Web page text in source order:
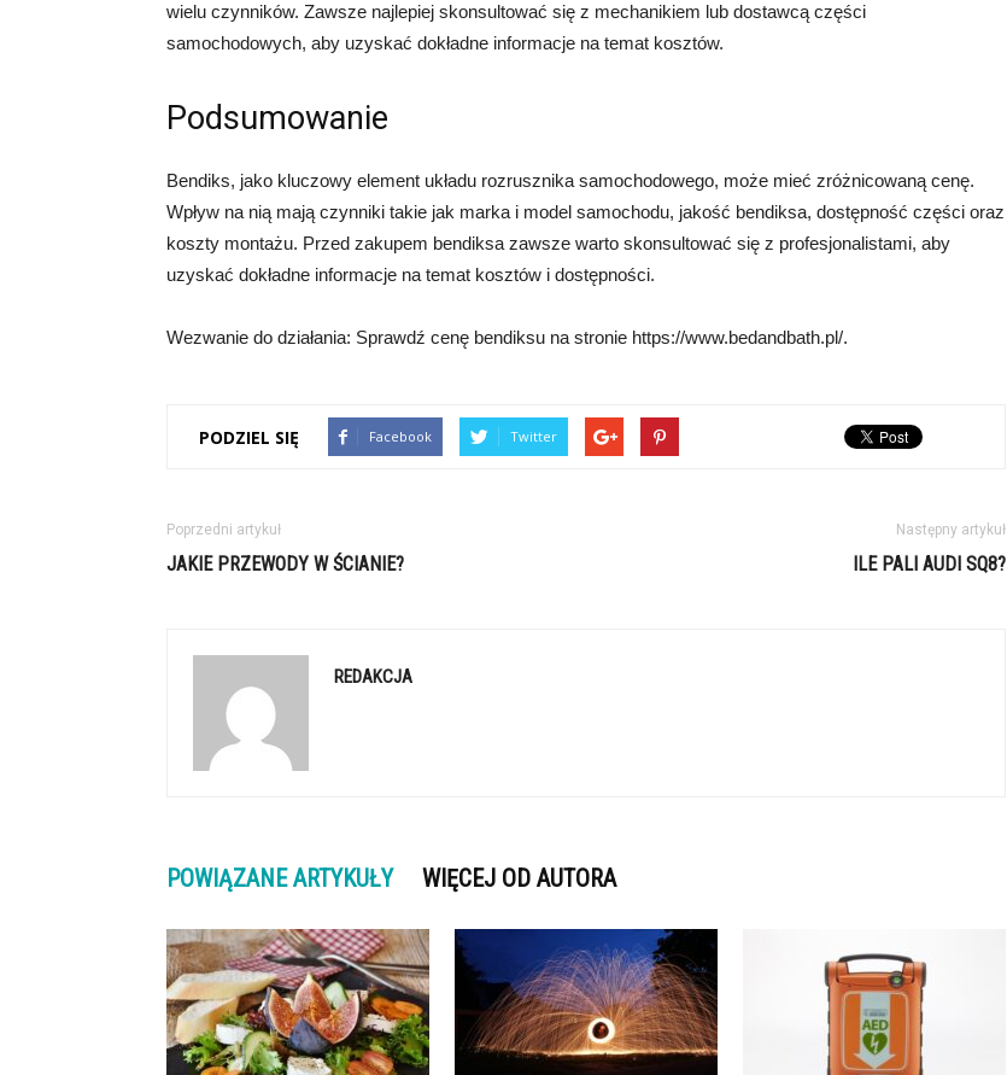
wielu czynników. Zawsze najlepiej skonsultować się z mechanikiem lub dostawcą części
samochodowych, aby uzyskać dokładne informacje na temat kosztów.
Podsumowanie
Bendiks, jako kluczowy element układu rozrusznika samochodowego, może mieć zróżnicowaną cenę.
Wpływ na nią mają czynniki takie jak marka i model samochodu, jakość bendiksa, dostępność części oraz
koszty montażu. Przed zakupem bendiksa zawsze warto skonsultować się z profesjonalistami, aby
uzyskać dokładne informacje na temat kosztów i dostępności.
Wezwanie do działania: Sprawdź cenę bendiksu na stronie https://www.bedandbath.pl/.
PODZIEL SIĘ Facebook Twitter
Poprzedni artykuł
JAKIE PRZEWODY W ŚCIANIE?
Następny artykuł
ILE PALI AUDI SQ8?
REDAKCJA
POWIĄZANE ARTYKUŁY WIĘCEJ OD AUTORA